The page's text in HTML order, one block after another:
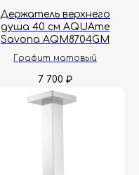
Держатель верхнего
душа 40 см AQUAme
Savona AQM8704GM
Графит матовый
7 700 ₽